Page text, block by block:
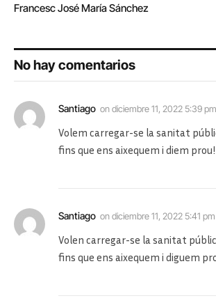
Francesc José María Sánchez
No hay comentarios
Santiago ondiciembre 11, 2022 5:39 pm
Volem carregar-se la sanitat
fins que ens aixequem i diem prou!
Santiago ondiciembre 11, 2022 5:41 pm
Volen carregar-se la sanitat
fins que ens aixequem i diguem